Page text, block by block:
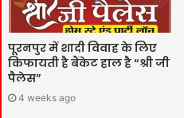
पूरनपुर में शादी विवाह के लिए
किफायती है बैंकेट हाल है “श्री जी
पैलेस”
4 weeks ago